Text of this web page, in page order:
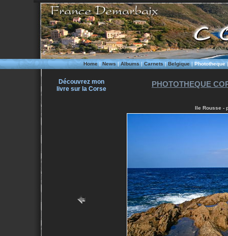
Home|News|Albums|Carnets|Belgique|Phototheque
Découvrez mon
livre sur la Corse
PHOTOTHEQUE
Ile Rousse -